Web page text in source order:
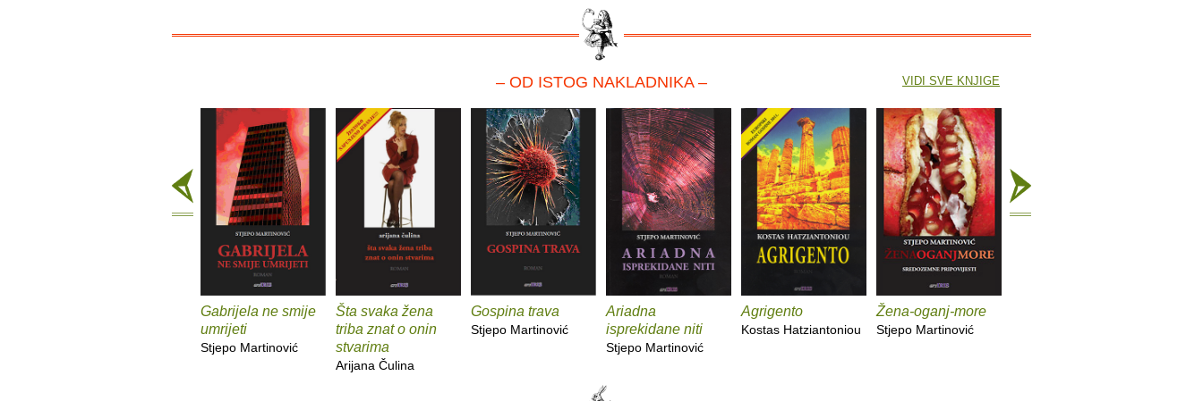
– OD ISTOG NAKLADNIKA –
Gabrijela ne smije
umrijeti
Stjepo Martinović
Šta svaka žena
triba znat o onin
stvarima
Arijana Čulina
Gospina trava
Stjepo Martinović
Ariadna
isprekidane niti
Stjepo Martinović
Agrigento
Kostas Hatziantoniou
Žena-oganj-more
Stjepo Martinović
VIDI SVE KNJIGE